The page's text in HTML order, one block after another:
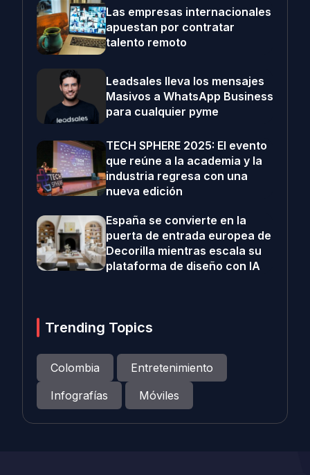
Las empresas internacionales
apuestan por contratar
talento remoto
Leadsales lleva los mensajes
Masivos a WhatsApp Business
para cualquier pyme
TECH SPHERE 2025: El evento
que reúne a la academia y la
industria regresa con una
nueva edición
España se convierte en la
puerta de entrada europea de
Decorilla mientras escala su
plataforma de diseño con IA
Trending Topics
Colombia
Entretenimiento
Infografías
Móviles